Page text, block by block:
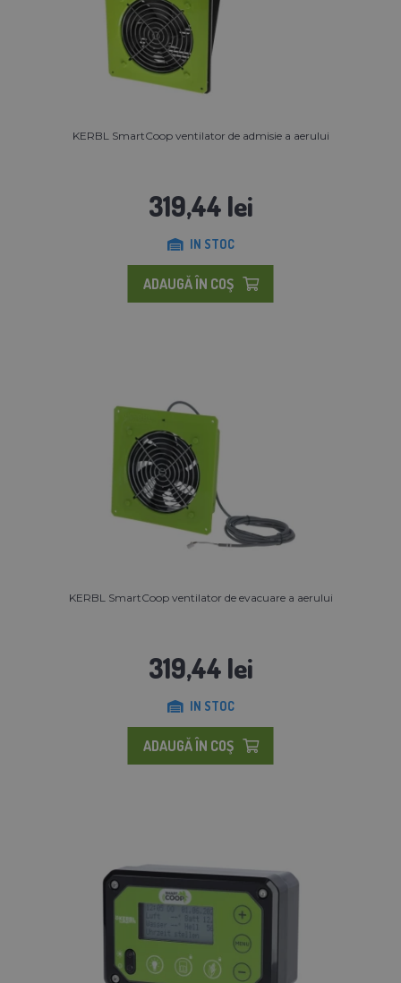
KERBL SmartCoop ventilator de admisie a aerului
319,44 lei
IN STOC
ADAUGĂ ÎN COŞ
KERBL SmartCoop ventilator de evacuare a aerului
319,44 lei
IN STOC
ADAUGĂ ÎN COŞ